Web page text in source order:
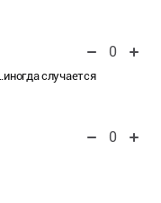
0
случается
0